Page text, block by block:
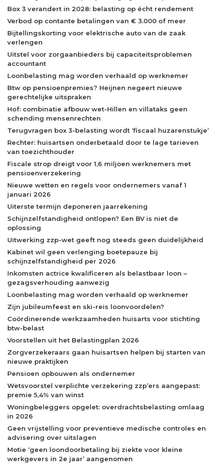
Box 3 verandert in 2028: belasting op écht rendement
Verbod op contante betalingen van € 3.000 of meer
Bijtellingskorting voor elektrische auto van de zaak
verlengen
Uitstel voor zorgaanbieders bij capaciteitsproblemen
accountant
Loonbelasting mag worden verhaald op werknemer
Btw op pensioenpremies? Heijnen negeert nieuwe
gerechtelijke uitspraken
Hof: combinatie afbouw wet-Hillen en villataks geen
schending mensenrechten
Terugvragen box 3-belasting wordt ‘fiscaal huzarenstukje’
Rechter: huisartsen onderbetaald door te lage tarieven
van toezichthouder
Fiscale strop dreigt voor 1,6 miljoen werknemers met
pensioenverzekering
Nieuwe wetten en regels voor ondernemers vanaf 1
januari 2026
Uiterste termijn deponeren jaarrekening
Schijnzelfstandigheid ontlopen? Een BV is niet de
oplossing
Uitwerking zzp-wet geeft nog steeds geen duidelijkheid
Kabinet wil geen verlenging boetepauze bij
schijnzelfstandigheid per 2026
Inkomsten actrice kwalificeren als belastbaar loon –
gezagsverhouding aanwezig
Loonbelasting mag worden verhaald op werknemer
Zijn jubileumfeest en ski-reis loonvoordelen?
Coördinerende werkzaamheden huisarts voor stichting
btw-belast
Voorstellen uit het Belastingplan 2026
Zorgverzekeraars gaan huisartsen helpen bij starten van
nieuwe praktijken
Pensioen opbouwen als ondernemer
Wetsvoorstel verplichte verzekering zzp’ers aangepast:
premie 5,4% van winst
Woningbeleggers opgelet: overdrachtsbelasting omlaag
in 2026
Geen vrijstelling voor preventieve medische controles en
advisering over uitslagen
Motie ‘geen loondoorbetaling bij ziekte voor kleine
werkgevers in 2e jaar’ aangenomen